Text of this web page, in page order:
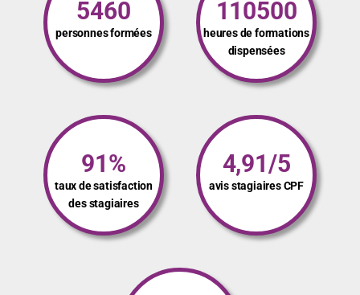
5460
personnes formées
110500
heures de formations
dispensées
91%
taux de satisfaction
des stagiaires
4,91/5
avis stagiaires CPF